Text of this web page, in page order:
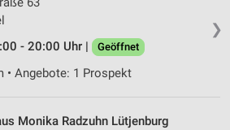
❯
- 20:00 Uhr |
Geöffnet
• Angebote: 1 Prospekt
Monika Radzuhn Lütjenburg